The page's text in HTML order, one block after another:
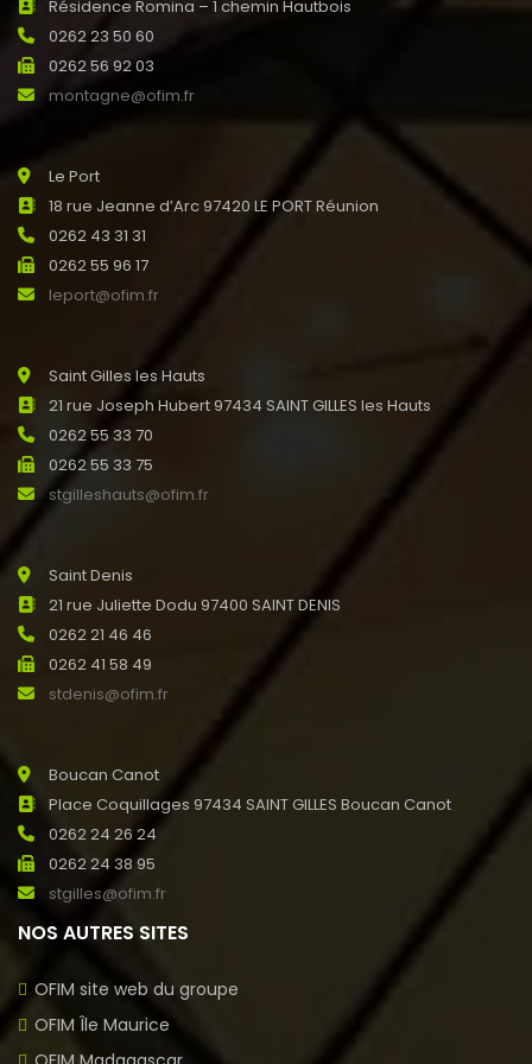
Résidence Romina – 1 chemin Hautbois
0262 23 50 60
0262 56 92 03
montagne@ofim.fr
Le Port
18 rue Jeanne d’Arc 97420 LE PORT Réunion
0262 43 31 31
0262 55 96 17
leport@ofim.fr
Saint Gilles les Hauts
21 rue Joseph Hubert 97434 SAINT GILLES les Hauts
0262 55 33 70
0262 55 33 75
stgilleshauts@ofim.fr
Saint Denis
21 rue Juliette Dodu 97400 SAINT DENIS
0262 21 46 46
0262 41 58 49
stdenis@ofim.fr
Boucan Canot
Place Coquillages 97434 SAINT GILLES Boucan Canot
0262 24 26 24
0262 24 38 95
stgilles@ofim.fr
NOS AUTRES SITES
OFIM site web du groupe
OFIM Île Maurice